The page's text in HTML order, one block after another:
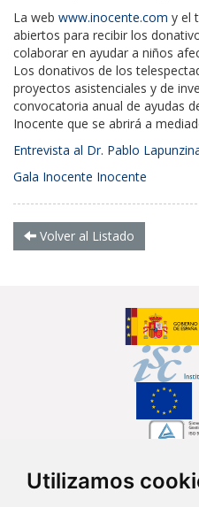
Utilizamos
La web www.inocente.com y el
abiertos para recibir los
colaborar en ayudar a niños
Los donativos de los
proyectos asistenciales y de
convocatoria anual de ayudas
Inocente que se abrirá a
Entrevista al Dr. Pablo
Gala Inocente Inocente
Volver al Listado